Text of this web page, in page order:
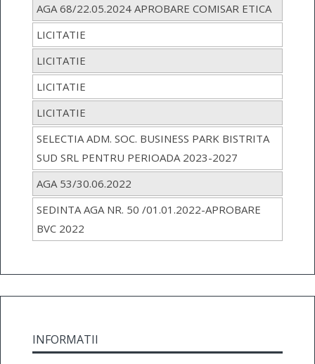
AGA 68/22.05.2024 APROBARE COMISAR ETICA
LICITATIE
LICITATIE
LICITATIE
LICITATIE
SELECTIA ADM. SOC. BUSINESS PARK BISTRITA
SUD SRL PENTRU PERIOADA 2023-2027
AGA 53/30.06.2022
SEDINTA AGA NR. 50 /01.01.2022-APROBARE
BVC 2022
INFORMATII